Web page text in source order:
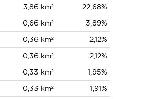
3,86 km²
22,68%
0,66 km²
3,89%
0,36 km²
2,12%
0,36 km²
2,12%
0,33 km²
1,95%
0,33 km²
1,91%